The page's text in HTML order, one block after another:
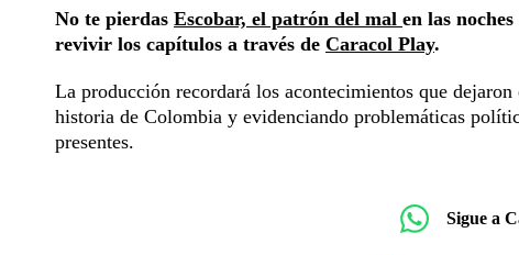
No te pierdas Escobar, el patrón del mal en las
revivir los capítulos a través de Caracol Play.
La producción recordará los acontecimientos que
historia de Colombia y evidenciando problemáticas
presentes.
Sigue a